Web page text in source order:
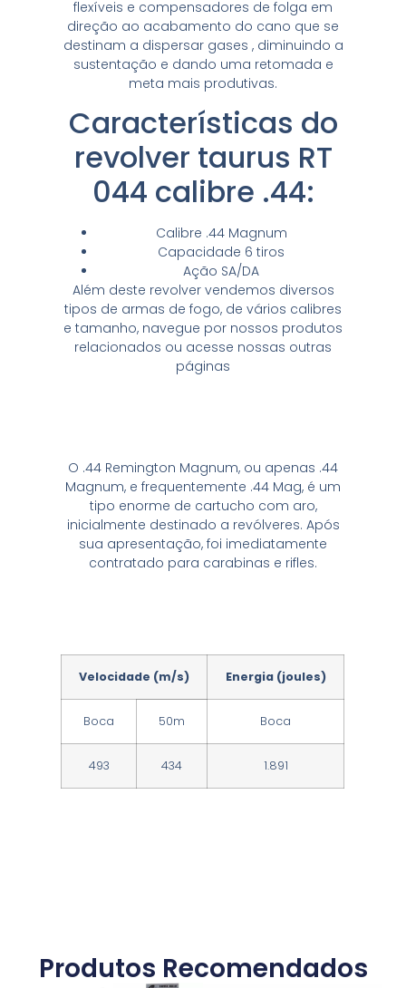
flexíveis e compensadores de folga em
direção ao acabamento do cano que se
destinam a dispersar gases , diminuindo a
sustentação e dando uma retomada e
meta mais produtivas.
Características do
revolver taurus RT
044 calibre .44:
Calibre .44 Magnum
Capacidade 6 tiros
Ação SA/DA
Além deste revolver vendemos diversos
tipos de armas de fogo, de vários calibres
e tamanho, navegue por nossos produtos
relacionados ou acesse nossas outras
páginas
O .44 Remington Magnum, ou apenas .44
Magnum, e frequentemente .44 Mag, é um
tipo enorme de cartucho com aro,
inicialmente destinado a revólveres. Após
sua apresentação, foi imediatamente
contratado para carabinas e rifles.
Velocidade (m/s) Energia (joules)
Boca 50m Boca
493 434 1.891
Produtos Recomendados